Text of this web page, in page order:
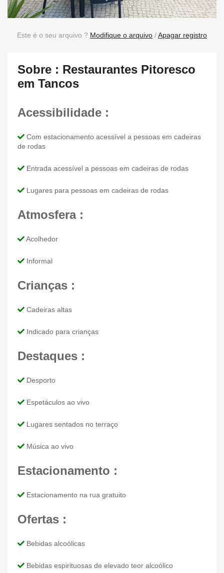
Este é o seu arquivo ? Modifique o arquivo /Apagar registro
Sobre : Restaurantes Pitoresco
em Tancos
Acessibilidade :
Com estacionamento acessível a pessoas em cadeiras
de rodas
Entrada acessível a pessoas em cadeiras de rodas
Lugares para pessoas em cadeiras de rodas
Atmosfera :
Acolhedor
Informal
Crianças :
Cadeiras altas
Indicado para crianças
Destaques :
Desporto
Espetáculos ao vivo
Lugares sentados no terraço
Música ao vivo
Estacionamento :
Estacionamento na rua gratuito
Ofertas :
Bebidas alcoólicas
Bebidas espirituosas de elevado teor alcoólico